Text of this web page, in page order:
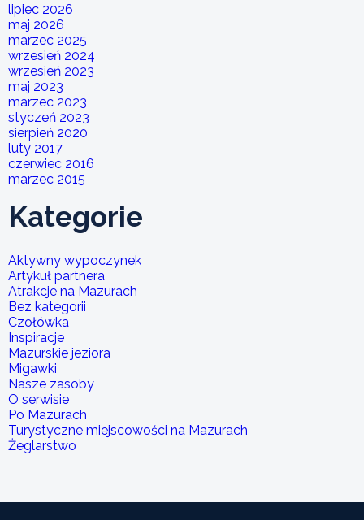
lipiec 2026
maj 2026
marzec 2025
wrzesień 2024
wrzesień 2023
maj 2023
marzec 2023
styczeń 2023
sierpień 2020
luty 2017
czerwiec 2016
marzec 2015
Kategorie
Aktywny wypoczynek
Artykuł partnera
Atrakcje na Mazurach
Bez kategorii
Czołówka
Inspiracje
Mazurskie jeziora
Migawki
Nasze zasoby
O serwisie
Po Mazurach
Turystyczne miejscowości na Mazurach
Żeglarstwo